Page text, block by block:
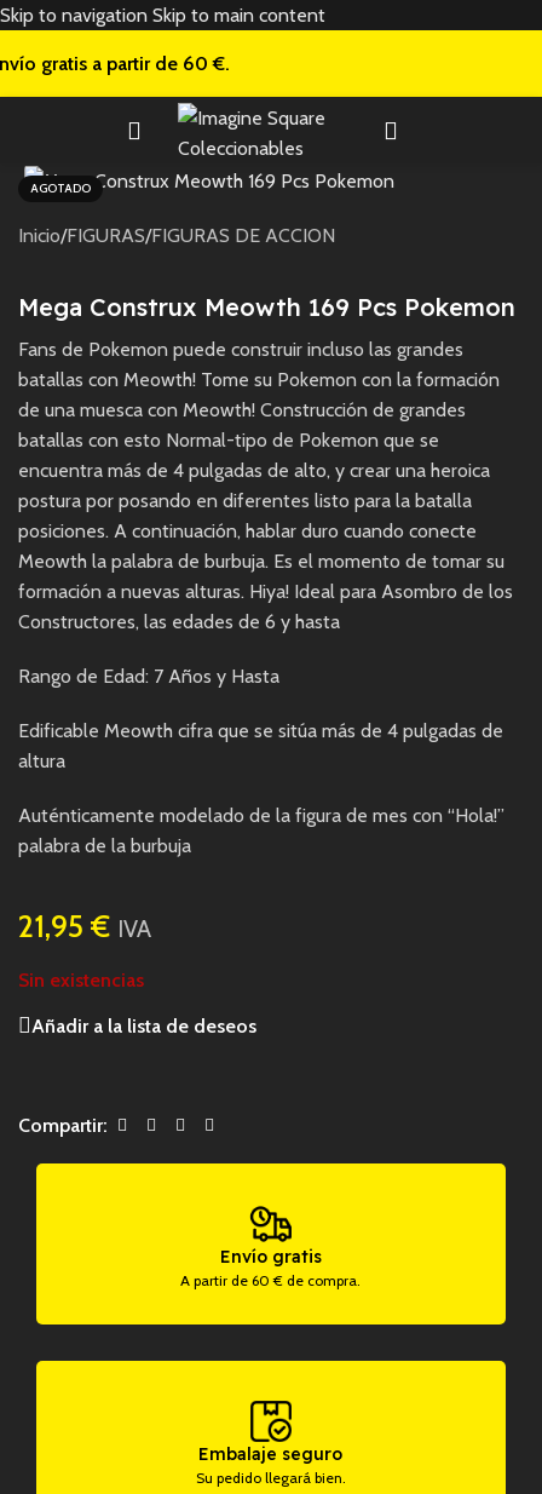
Skip to navigation Skip to main content
gratis a partir de 60 €.
AGOTADO
Inicio/FIGURAS/FIGURAS DE ACCION
Mega Construx Meowth 169 Pcs Pokemon
Fans de Pokemon puede construir incluso las grandes
batallas con Meowth! Tome su Pokemon con la formación
de una muesca con Meowth! Construcción de grandes
batallas con esto Normal-tipo de Pokemon que se
encuentra más de 4 pulgadas de alto, y crear una heroica
postura por posando en diferentes listo para la batalla
posiciones. A continuación, hablar duro cuando conecte
Meowth la palabra de burbuja. Es el momento de tomar su
formación a nuevas alturas. Hiya! Ideal para Asombro de los
Constructores, las edades de 6 y hasta
Rango de Edad: 7 Años y Hasta
Edificable Meowth cifra que se sitúa más de 4 pulgadas de
altura
Auténticamente modelado de la figura de mes con “Hola!”
palabra de la burbuja
21,95 € IVA
Sin existencias
Añadir a la lista de deseos
Compartir:
Envío gratis
A partir de 60 € de compra.
Embalaje seguro
Su pedido llegará bien.